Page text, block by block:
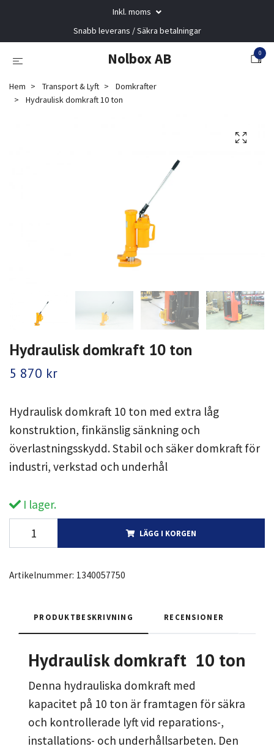
Inkl. moms
Snabb leverans / Säkra betalningar
Nolbox AB 0
Hem Transport & Lyft
Domkrafter
Hydraulisk domkraft 10 ton
Hydraulisk domkraft 10 ton
5 870 kr
Hydraulisk domkraft 10 ton med extra låg
konstruktion, finkänslig sänkning och
överlastningsskydd. Stabil och säker domkraft för
industri, verkstad och underhål
I lager.
LÄGG I KORGEN
Artikelnummer: 1340057750
PRODUKTBESKRIVNING RECENSIONER
Hydraulisk domkraft 10 ton
Denna hydrauliska domkraft med
kapacitet på 10 ton är framtagen för säkra
och kontrollerade lyft vid reparations-,
installations- och underhållsarbeten. Den